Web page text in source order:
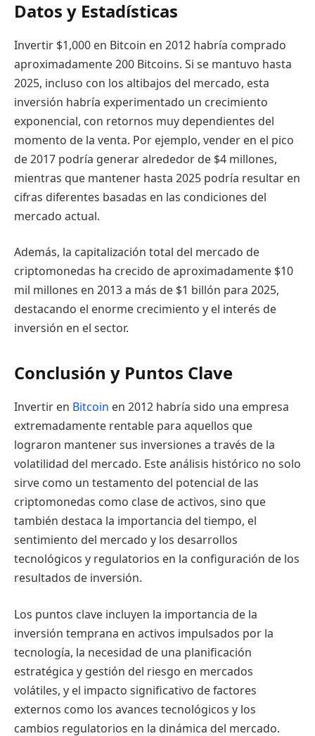
Datos y Estadísticas
Invertir $1,000 en Bitcoin en 2012 habría comprado
aproximadamente 200 Bitcoins. Si se mantuvo hasta
2025, incluso con los altibajos del mercado, esta
inversión habría experimentado un crecimiento
exponencial, con retornos muy dependientes del
momento de la venta. Por ejemplo, vender en el pico
de 2017 podría generar alrededor de $4 millones,
mientras que mantener hasta 2025 podría resultar en
cifras diferentes basadas en las condiciones del
mercado actual.
Además, la capitalización total del mercado de
criptomonedas ha crecido de aproximadamente $10
mil millones en 2013 a más de $1 billón para 2025,
destacando el enorme crecimiento y el interés de
inversión en el sector.
Conclusión y Puntos Clave
Invertir en Bitcoin en 2012 habría sido una empresa
extremadamente rentable para aquellos que
lograron mantener sus inversiones a través de la
volatilidad del mercado. Este análisis histórico no solo
sirve como un testamento del potencial de las
criptomonedas como clase de activos, sino que
también destaca la importancia del tiempo, el
sentimiento del mercado y los desarrollos
tecnológicos y regulatorios en la configuración de los
resultados de inversión.
Los puntos clave incluyen la importancia de la
inversión temprana en activos impulsados por la
tecnología, la necesidad de una planificación
estratégica y gestión del riesgo en mercados
volátiles, y el impacto significativo de factores
externos como los avances tecnológicos y los
cambios regulatorios en la dinámica del mercado.